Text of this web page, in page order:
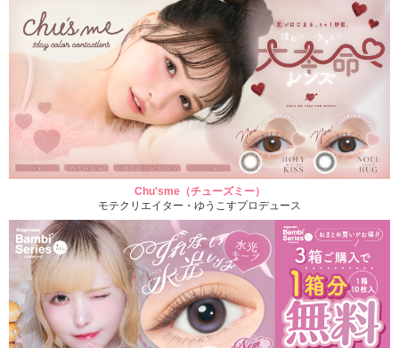
Chu'sme（チューズミー）
モテクリエイター・ゆうこすプロデュース